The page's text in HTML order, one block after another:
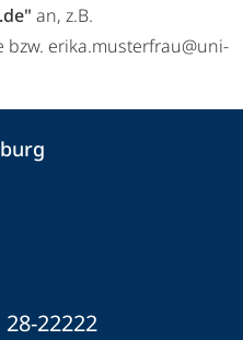
an, z.B.
erika.musterfrau@uni-
22222